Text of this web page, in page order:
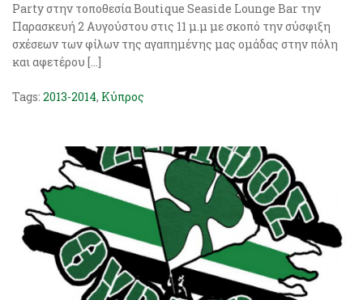
Party στην τοποθεσία Boutique Seaside Lounge Bar την
Παρασκευή 2 Αυγούστου στις 11 μ.μ με σκοπό την σύσφιξη
σχέσεων των φίλων της αγαπημένης μας ομάδας στην πόλη
και αφετέρου […]
Tags: 2013-2014, Κύπρος